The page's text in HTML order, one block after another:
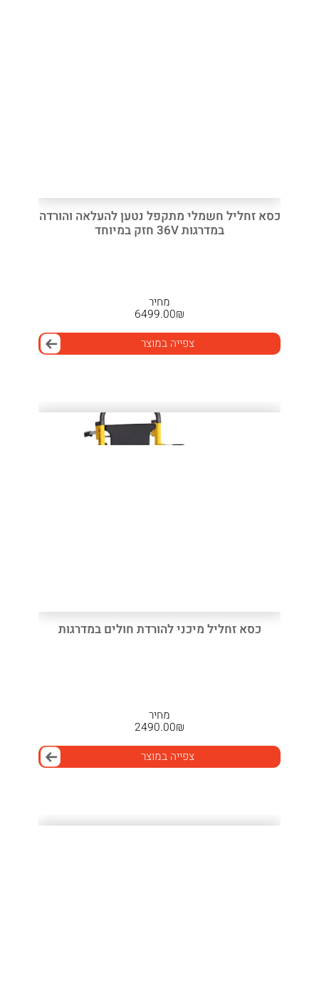
כסא זחליל חשמלי מתקפל נטען להעלאה והורדה
במדרגות 36V חזק במיוחד
מחיר
₪
6499.00
צפייה במוצר
כסא זחליל מיכני להורדת חולים במדרגות
מחיר
₪
2490.00
צפייה במוצר